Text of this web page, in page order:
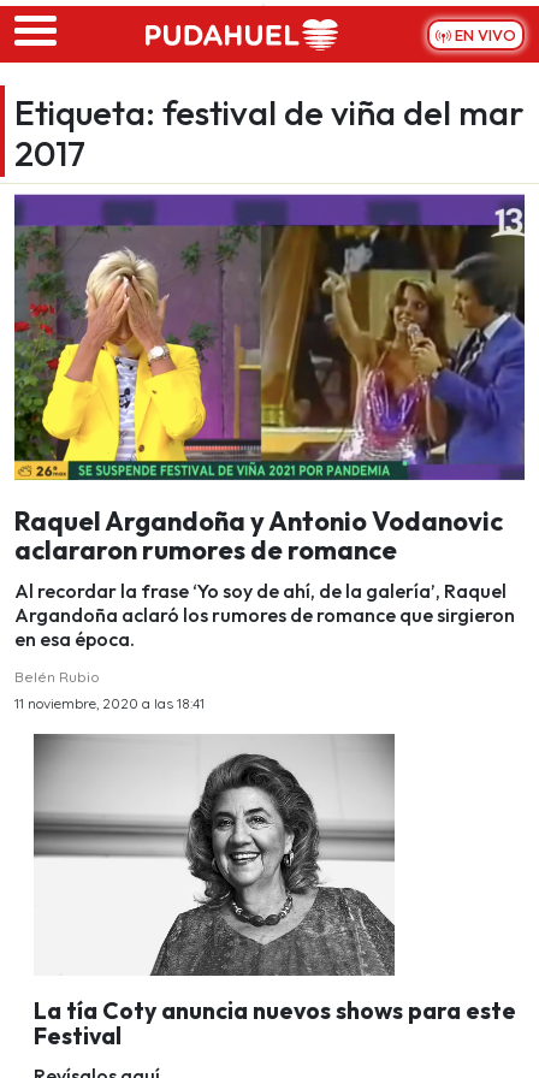
Skip to main content
EN VIVO
Etiqueta: festival de viña del mar
2017
Raquel Argandoña y Antonio Vodanovic
aclararon rumores de romance
Al recordar la frase ‘Yo soy de ahí, de la galería’, Raquel
Argandoña aclaró los rumores de romance que sirgieron
en esa época.
Belén Rubio
11 noviembre, 2020 a las 18:41
La tía Coty anuncia nuevos shows para este
Festival